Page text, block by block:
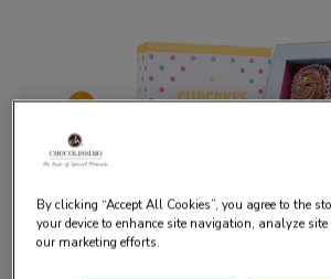
By clicking “Accept All Cookies”, you agree to the
your device to enhance site navigation, analyze
our marketing efforts.